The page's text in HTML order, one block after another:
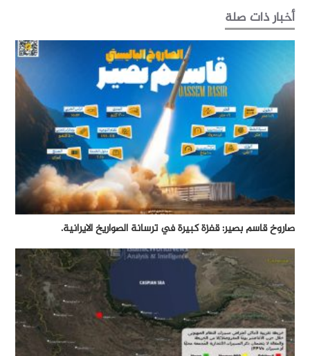
أخبار ذات صلة
صاروخ قاسم بصير: قفزة كبيرة في ترسانة الصواريخ الايرانية.